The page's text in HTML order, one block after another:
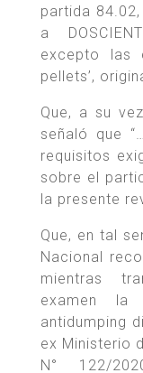
partida
a
excepto las
pellets’,
Que, a su
señaló que
requisitos
sobre el
la presente
Que, en tal
Nacional
mientras
examen la
antidumping
ex Ministerio
N° 122/